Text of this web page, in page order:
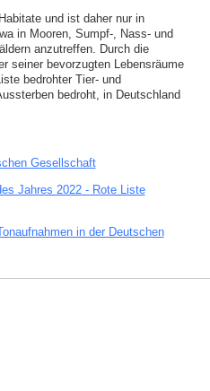
und ist daher nur in
in Mooren, Sumpf-, Nass- und
anzutreffen. Durch die
seiner bevorzugten Lebensräume
bedrohter Tier- und
bedroht, in Deutschland
Gesellschaft
Jahres 2022 - Rote Liste
in der Deutschen